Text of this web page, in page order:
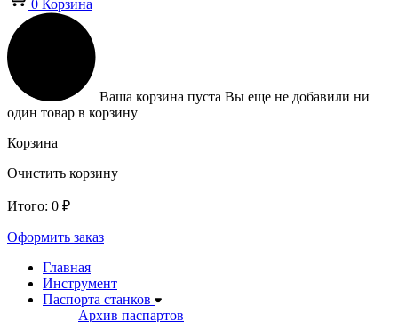
0 Корзина
Ваша корзина пуста Вы еще не добавили ни
один товар в корзину
Корзина
Очистить корзину
Итого: 0 ₽
Оформить заказ
Главная
Инструмент
Паспорта станков
Архив паспартов